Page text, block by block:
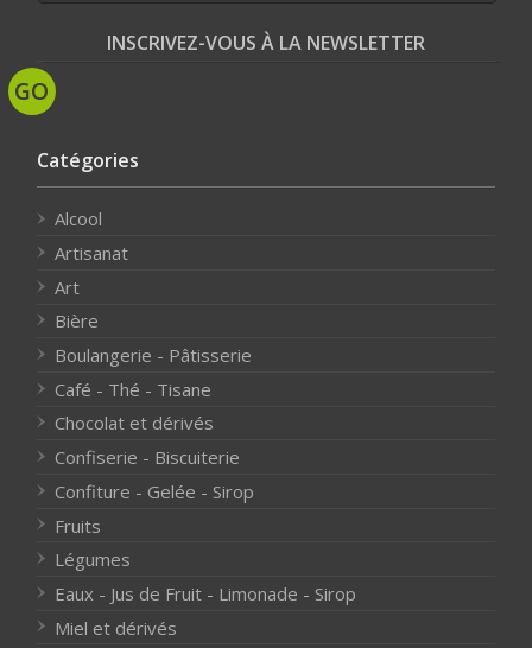
INSCRIVEZ-VOUS À LA NEWSLETTER
Catégories
Alcool
Artisanat
Art
Bière
Boulangerie - Pâtisserie
Café - Thé - Tisane
Chocolat et dérivés
Confiserie - Biscuiterie
Confiture - Gelée - Sirop
Fruits
Légumes
Eaux - Jus de Fruit - Limonade - Sirop
Miel et dérivés